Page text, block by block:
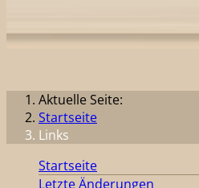
Aktuelle Seite:
Startseite
Links
Startseite
Letzte Änderungen